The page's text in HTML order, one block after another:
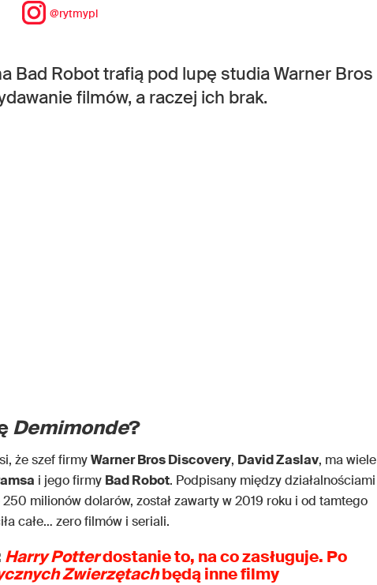
@rytmypl
Bad Robot trafią pod lupę studia Warner Bros
filmów, a raczej ich brak.
Demimonde?
że szef firmyWarner Bros Discovery, David Zaslav, ma wiele
i jego firmy Bad Robot. Podpisany między działalnościami
milionów dolarów, został zawarty w 2019 roku i od tamtego
całe… zero filmów i seriali.
Harry Potterdostanie to, na co zasługuje. Po
Zwierzętachbędą inne filmy